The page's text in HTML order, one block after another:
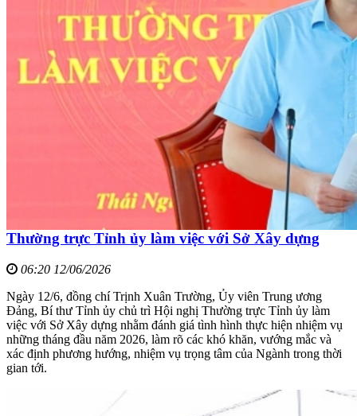
Thường trực Tỉnh ủy làm việc với Sở Xây dựng
06:20 12/06/2026
Ngày 12/6, đồng chí Trịnh Xuân Trường, Ủy viên Trung ương
Đảng, Bí thư Tỉnh ủy chủ trì Hội nghị Thường trực Tỉnh ủy làm
việc với Sở Xây dựng nhằm đánh giá tình hình thực hiện nhiệm vụ
những tháng đầu năm 2026, làm rõ các khó khăn, vướng mắc và
xác định phương hướng, nhiệm vụ trọng tâm của Ngành trong thời
gian tới.